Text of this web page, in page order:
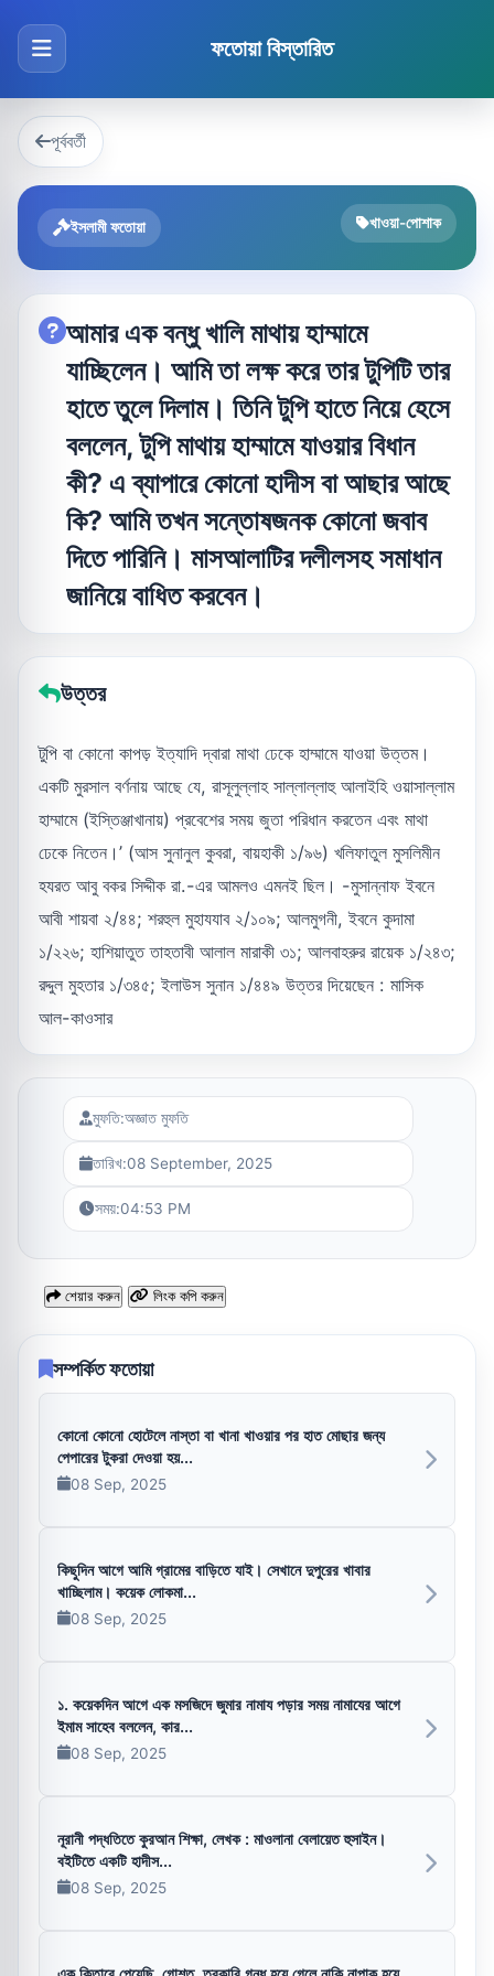
ফতোয়া বিস্তারিত
পূর্ববর্তী
ইসলামী ফতোয়া খাওয়া-পোশাক
আমার এক বন্ধু খালি মাথায় হাম্মামে
যাচ্ছিলেন। আমি তা লক্ষ করে তার টুপিটি তার
হাতে তুলে দিলাম। তিনি টুপি হাতে নিয়ে হেসে
বললেন, টুপি মাথায় হাম্মামে যাওয়ার বিধান
কী? এ ব্যাপারে কোনো হাদীস বা আছার আছে
কি? আমি তখন সন্তোষজনক কোনো জবাব
দিতে পারিনি। মাসআলাটির দলীলসহ সমাধান
জানিয়ে বাধিত করবেন।
উত্তর
টুপি বা কোনো কাপড় ইত্যাদি দ্বারা মাথা ঢেকে হাম্মামে যাওয়া উত্তম।
একটি মুরসাল বর্ণনায় আছে যে, রাসূলুল্লাহ সাল্লাল্লাহু আলাইহি ওয়াসাল্লাম
হাম্মামে (ইস্তিঞ্জাখানায়) প্রবেশের সময় জুতা পরিধান করতেন এবং মাথা
ঢেকে নিতেন।’ (আস সুনানুল কুবরা, বায়হাকী ১/৯৬) খলিফাতুল মুসলিমীন
হযরত আবু বকর সিদ্দীক রা.-এর আমলও এমনই ছিল। -মুসান্নাফ ইবনে
আবী শায়বা ২/৪৪; শরহুল মুহাযযাব ২/১০৯; আলমুগনী, ইবনে কুদামা
১/২২৬; হাশিয়াতুত তাহতাবী আলাল মারাকী ৩১; আলবাহরুর রায়েক ১/২৪৩;
রদ্দুল মুহতার ১/৩৪৫; ইলাউস সুনান ১/৪৪৯ উত্তর দিয়েছেন : মাসিক
আল-কাওসার
মুফতি:অজ্ঞাত মুফতি
তারিখ:08 September, 2025
সময়:04:53 PM
শেয়ার করুন লিংক কপি করুন
সম্পর্কিত ফতোয়া
কোনো কোনো হোটেলে নাস্তা বা খানা খাওয়ার পর হাত মোছার জন্য
পেপারের টুকরা দেওয়া হয়...
08 Sep, 2025
কিছুদিন আগে আমি গ্রামের বাড়িতে যাই। সেখানে দুপুরের খাবার
খাচ্ছিলাম। কয়েক লোকমা...
08 Sep, 2025
১. কয়েকদিন আগে এক মসজিদে জুমার নামায পড়ার সময় নামাযের আগে
ইমাম সাহেব বললেন, কার...
08 Sep, 2025
নূরানী পদ্ধতিতে কুরআন শিক্ষা, লেখক : মাওলানা বেলায়েত হুসাইন।
বইটিতে একটি হাদীস...
08 Sep, 2025